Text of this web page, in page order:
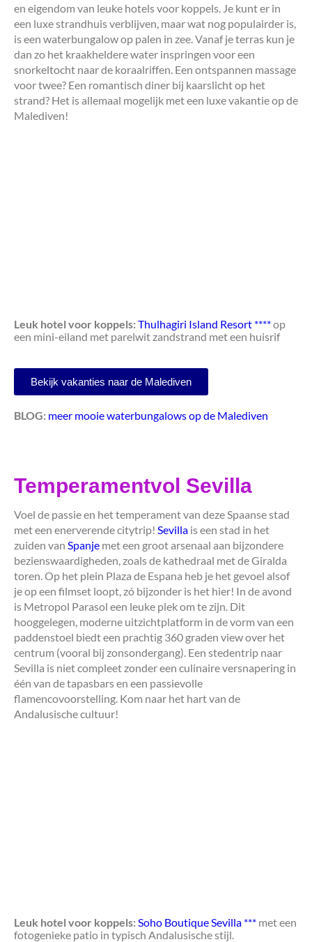
en eigendom van leuke hotels voor koppels. Je kunt er in
een luxe strandhuis verblijven, maar wat nog populairder is,
is een waterbungalow op palen in zee. Vanaf je terras kun je
dan zo het kraakheldere water inspringen voor een
snorkeltocht naar de koraalriffen. Een ontspannen massage
voor twee? Een romantisch diner bij kaarslicht op het
strand? Het is allemaal mogelijk met een luxe vakantie op de
Malediven!
Leuk hotel voor koppels:Thulhagiri Island Resort ****op
een mini-eiland met parelwit zandstrand met een huisrif
Bekijk vakanties naar de Malediven
BLOG: meer mooie waterbungalows op de Malediven
Temperamentvol Sevilla
Voel de passie en het temperament van deze Spaanse stad
met een enerverende citytrip! Sevilla is een stad in het
zuiden van Spanje met een groot arsenaal aan bijzondere
bezienswaardigheden, zoals de kathedraal met de Giralda
toren. Op het plein Plaza de Espana heb je het gevoel alsof
je op een filmset loopt, zó bijzonder is het hier! In de avond
is Metropol Parasol een leuke plek om te zijn. Dit
hooggelegen, moderne uitzichtplatform in de vorm van een
paddenstoel biedt een prachtig 360 graden view over het
centrum (vooral bij zonsondergang). Een stedentrip naar
Sevilla is niet compleet zonder een culinaire versnapering in
één van de tapasbars en een passievolle
flamencovoorstelling. Kom naar het hart van de
Andalusische cultuur!
Leuk hotel voor koppels: Soho Boutique Sevilla *** met een
fotogenieke patio in typisch Andalusische stijl.